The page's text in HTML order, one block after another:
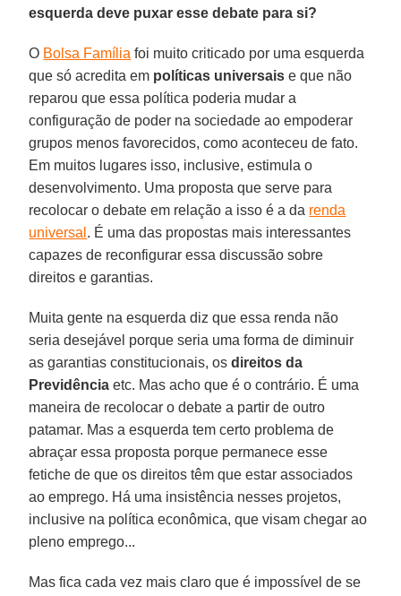
esquerda deve puxar esse debate para si?
O Bolsa Família foi muito criticado por uma esquerda
que só acredita em políticas universais e que não
reparou que essa política poderia mudar a
configuração de poder na sociedade ao empoderar
grupos menos favorecidos, como aconteceu de fato.
Em muitos lugares isso, inclusive, estimula o
desenvolvimento. Uma proposta que serve para
recolocar o debate em relação a isso é a da renda
universal . É uma das propostas mais interessantes
capazes de reconfigurar essa discussão sobre
direitos e garantias.
Muita gente na esquerda diz que essa renda não
seria desejável porque seria uma forma de diminuir
as garantias constitucionais, osdireitos da
Previdência etc. Mas acho que é o contrário. É uma
maneira de recolocar o debate a partir de outro
patamar. Mas a esquerda tem certo problema de
abraçar essa proposta porque permanece esse
fetiche de que os direitos têm que estar associados
ao emprego. Há uma insistência nesses projetos,
inclusive na política econômica, que visam chegar ao
pleno emprego...
Mas fica cada vez mais claro que é impossível de se